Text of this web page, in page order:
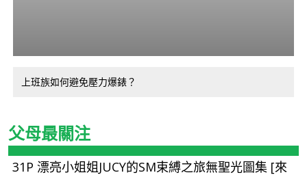
上班族如何避免壓力爆錶？
父母最關注
31P 漂亮小姐姐JUCY的SM束縛之旅無聖光圖集 [來